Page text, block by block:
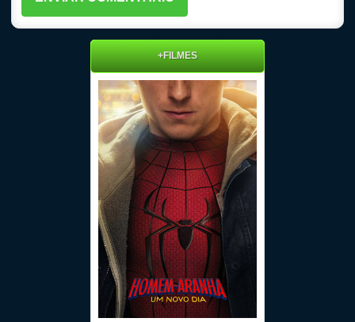
+FILMES